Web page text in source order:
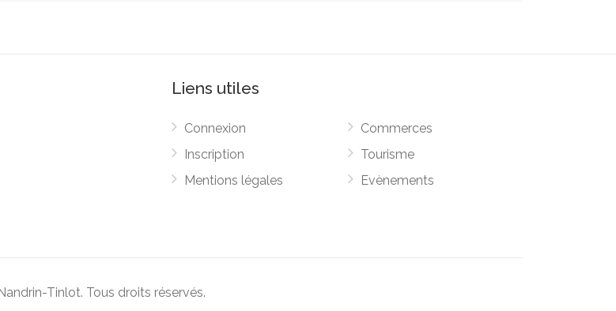
Liens utiles
Connexion
Inscription
Mentions légales
Commerces
Tourisme
Evènements
Tinlot. Tous droits réservés.